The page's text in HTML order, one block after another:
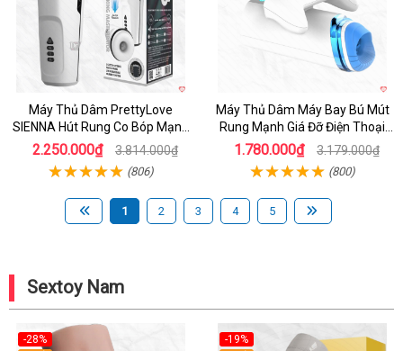
Máy Thủ Dâm PrettyLove
SIENNA Hút Rung Co Bóp Mạnh
Mẽ Nam
2.250.000₫ 3.814.000₫
(806)
Máy Thủ Dâm Máy Bay Bú Mút
Rung Mạnh Giá Đỡ Điện Thoại
Chính Hãng
1.780.000₫ 3.179.000₫
(800)
1 2 3 4 5
Sextoy Nam
-28%
-19%